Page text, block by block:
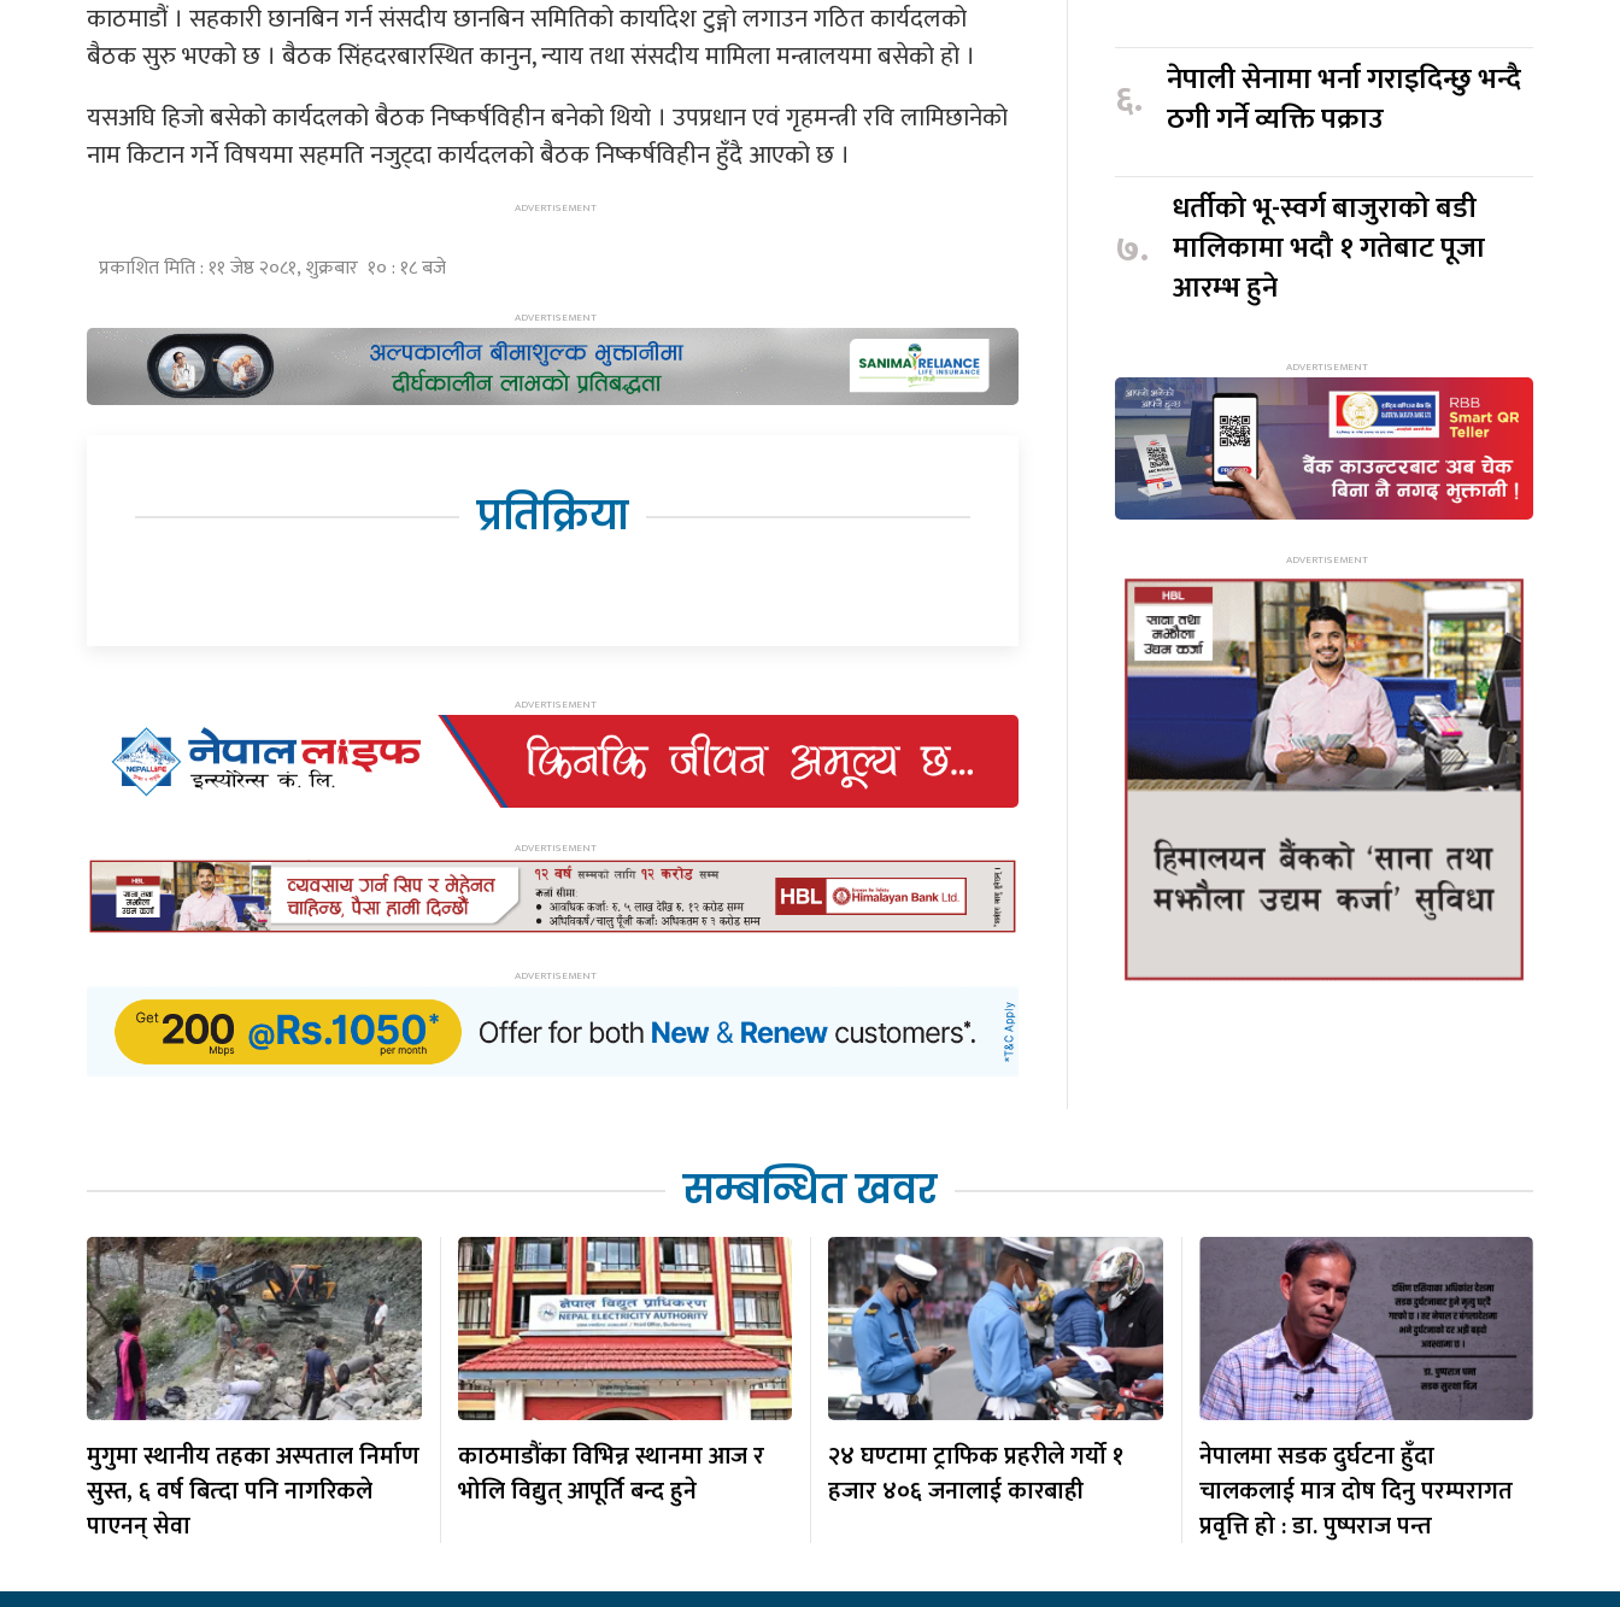
काठमाडौं । सहकारी छानबिन गर्न संसदीय छानबिन समितिको कार्यादेश टुङ्गो लगाउन गठित कार्यदलको
बैठक सुरु भएको छ । बैठक सिंहदरबारस्थित कानुन, न्याय तथा संसदीय मामिला मन्त्रालयमा बसेको हो ।
यसअघि हिजो बसेको कार्यदलको बैठक निष्कर्षविहीन बनेको थियो । उपप्रधान एवं गृहमन्त्री रवि लामिछानेको
नाम किटान गर्ने विषयमा सहमति नजुट्दा कार्यदलको बैठक निष्कर्षविहीन हुँदै आएको छ ।
प्रकाशित मिति : ११ जेष्ठ २०८१, शुक्रबार १० : १८ बजे
प्रतिक्रिया
६. नेपाली सेनामा भर्ना गराइदिन्छु भन्दै
ठगी गर्ने व्यक्ति पक्राउ
७.
धर्तीको भू-स्वर्ग बाजुराको बडी
मालिकामा भदौ १ गतेबाट पूजा
आरम्भ हुने
सम्बन्धित खवर
मुगुमा स्थानीय तहका अस्पताल निर्माण
सुस्त, ६ वर्ष बित्दा पनि नागरिकले
पाएनन् सेवा
काठमाडौंका विभिन्न स्थानमा आज र
भोलि विद्युत् आपूर्ति बन्द हुने
२४ घण्टामा ट्राफिक प्रहरीले गर्यो १
हजार ४०६ जनालाई कारबाही
नेपालमा सडक दुर्घटना हुँदा
चालकलाई मात्र दोष दिनु परम्परागत
प्रवृत्ति हो : डा. पुष्पराज पन्त